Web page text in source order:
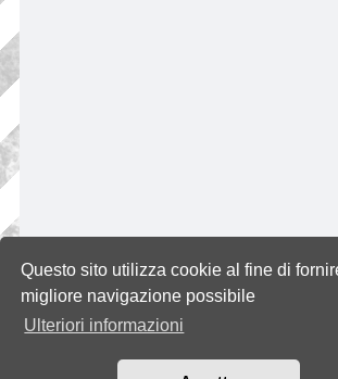
Questo sito utilizza cookie al fine di
migliore navigazione possibile
Ulteriori informazioni